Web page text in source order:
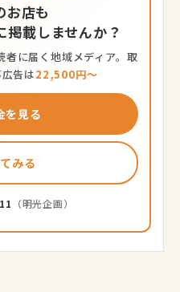
お店も
掲載しませんか？
に届く地域メディア。取
告は22,500円〜
を見る
みる
（明光企画）